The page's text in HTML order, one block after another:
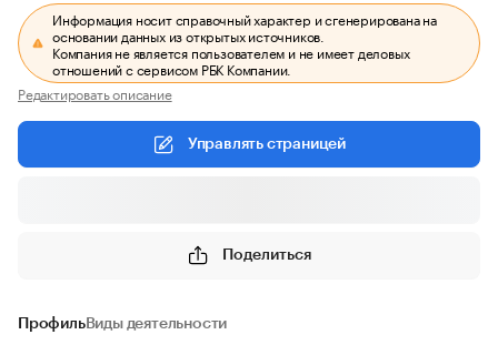
Информация носит справочный характер и сгенерирована на
основании данных из открытых источников.
Компания не является пользователем и не имеет деловых
отношений с сервисом РБК Компании.
Редактировать описание
Управлять страницей
Поделиться
ПрофильВиды деятельности